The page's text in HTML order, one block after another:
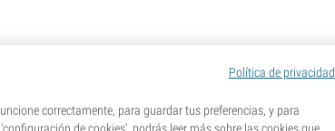
Política de privacidad
correctamente, para guardar tus preferencias, y para